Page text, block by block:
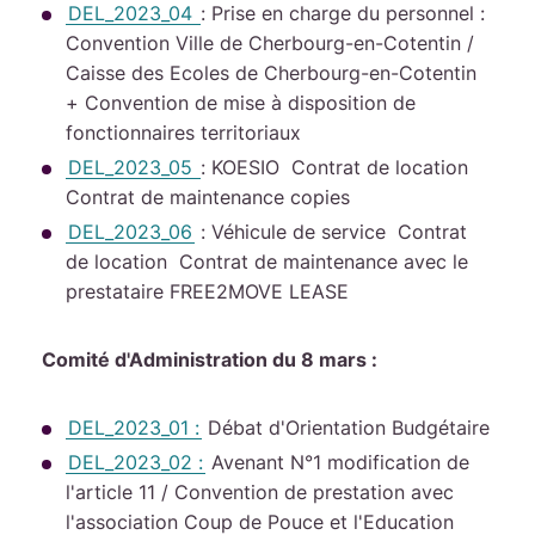
DEL_2023_04 : Prise en charge du personnel :
Convention Ville de Cherbourg-en-Cotentin /
Caisse des Ecoles de Cherbourg-en-Cotentin
+ Convention de mise à disposition de
fonctionnaires territoriaux
DEL_2023_05 : KOESIO Contrat de location
Contrat de maintenance copies
DEL_2023_06 : Véhicule de service Contrat
de location Contrat de maintenance avec le
prestataire FREE2MOVE LEASE
Comité d'Administration du 8 mars :
DEL_2023_01 : Débat d'Orientation Budgétaire
DEL_2023_02 : Avenant N°1 modification de
l'article 11 / Convention de prestation avec
l'association Coup de Pouce et l'Education